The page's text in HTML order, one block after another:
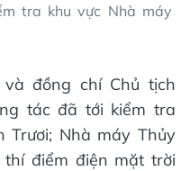
tra khu vực Nhà máy
đồng chí Chủ tịch
tác đã tới kiểm tra
Trươi; Nhà máy Thủy
điểm điện mặt trời